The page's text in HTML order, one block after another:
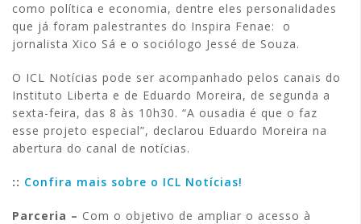
como política e economia, dentre eles personalidades
que já foram palestrantes do Inspira Fenae: o
jornalista Xico Sá e o sociólogo Jessé de Souza.
O ICL Notícias pode ser acompanhado pelos canais do
Instituto Liberta e de Eduardo Moreira, de segunda a
sexta-feira, das 8 às 10h30. “A ousadia é que o faz
esse projeto especial”, declarou Eduardo Moreira na
abertura do canal de notícias.
:: Confira mais sobre o ICL Notícias!
Parceria – Com o objetivo de ampliar o acesso à